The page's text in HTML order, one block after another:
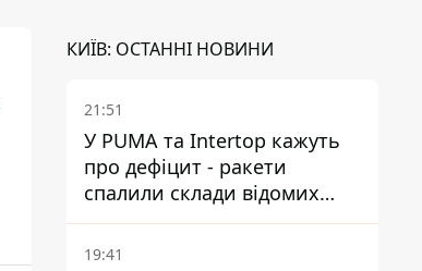
КИЇВ: ОСТАННІ НОВИНИ
21:51
У PUMA та Intertop кажуть
про дефіцит - ракети
спалили склади відомих
брендів
19:41